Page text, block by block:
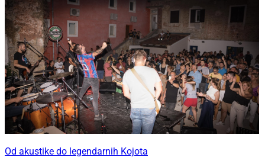
Od akustike do legendarnih Kojota